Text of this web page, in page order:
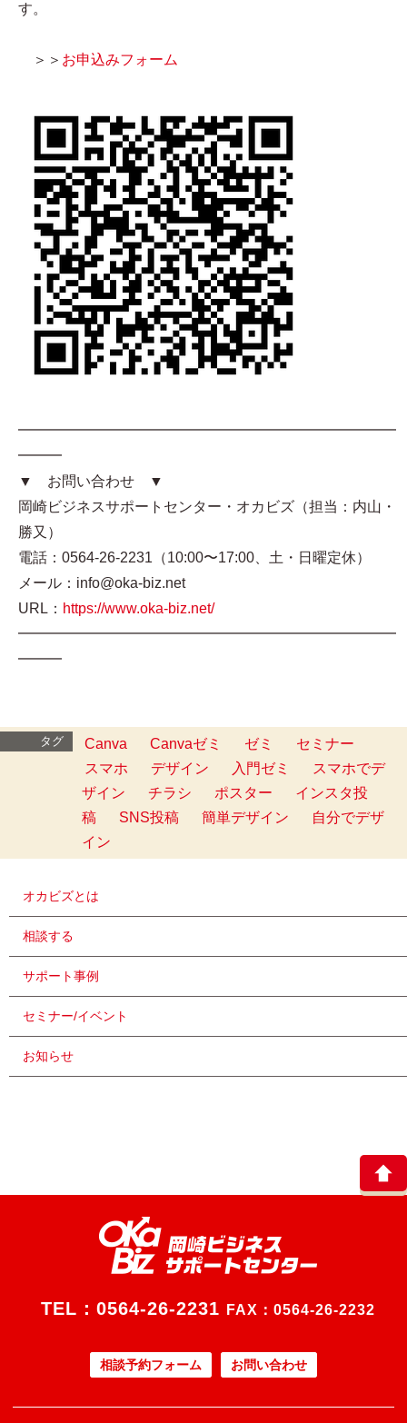
す。
＞＞ お申込みフォーム
━━━━━━━━━━━━━━━━━━━━━━━━━━
━━━
▼ お問い合わせ ▼
岡崎ビジネスサポートセンター・オカビズ（担当：内山・
勝又）
電話：0564-26-2231（10:00〜17:00、土・日曜定休）
メール：info@oka-biz.net
URL： https://www.oka-biz.net/
━━━━━━━━━━━━━━━━━━━━━━━━━━
━━━
タグ Canva Canvaゼミ ゼミ
セミナー
スマホ
デザイン 入門ゼミ
スマホでデ
ザイン
チラシ ポスター
インスタ投
稿
SNS投稿 簡単デザイン
自分でデザ
イン
オカビズとは
相談する
サポート事例
セミナー/イベント
お知らせ
TEL： 0564-26-2231 FAX：0564-26-2232
相談予約フォーム お問い合わせ